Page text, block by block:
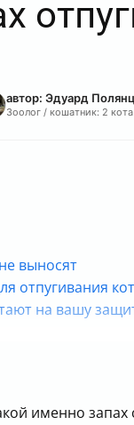
автор: Эдуард
Зоолог / кошатник: 2
выносят
отпугивания
на вашу
именно